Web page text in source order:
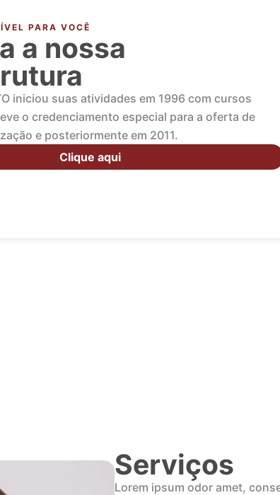
PARA VOCÊ
a nossa
iniciou suas atividades em 1996 com cursos
o credenciamento especial para a oferta de
e posteriormente em 2011.
Clique aqui
Serviços
Lorem ipsum odor amet,